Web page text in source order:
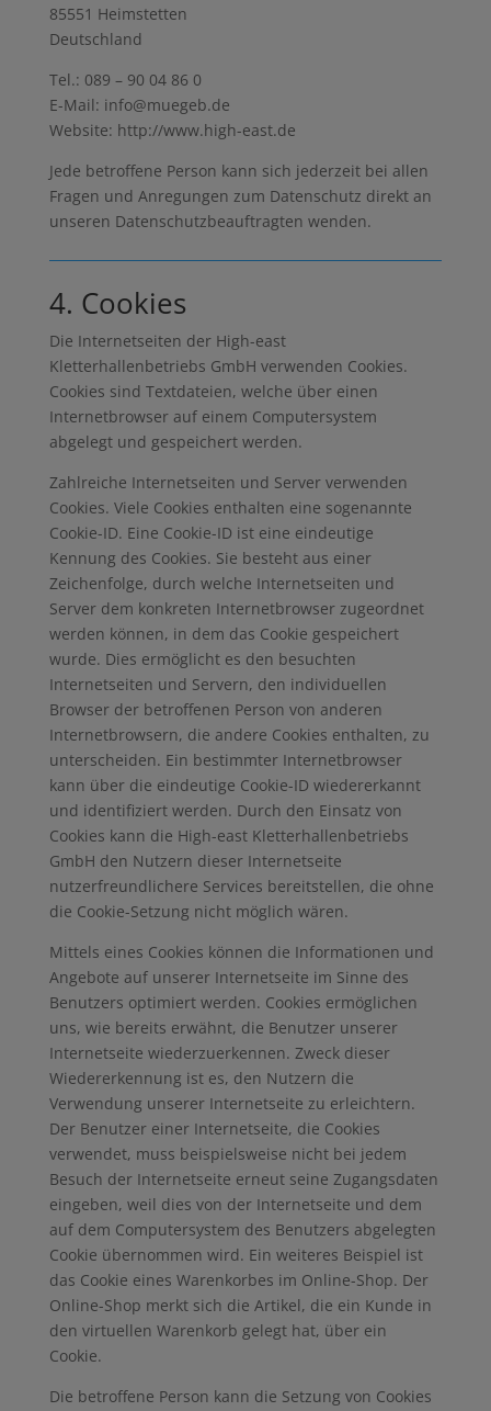
85551 Heimstetten
Deutschland
Tel.: 089 – 90 04 86 0
E-Mail: info@muegeb.de
Website: http://www.high-east.de
Jede betroffene Person kann sich jederzeit bei allen
Fragen und Anregungen zum Datenschutz direkt an
unseren Datenschutzbeauftragten wenden.
4. Cookies
Die Internetseiten der High-east
Kletterhallenbetriebs GmbH verwenden Cookies.
Cookies sind Textdateien, welche über einen
Internetbrowser auf einem Computersystem
abgelegt und gespeichert werden.
Zahlreiche Internetseiten und Server verwenden
Cookies. Viele Cookies enthalten eine sogenannte
Cookie-ID. Eine Cookie-ID ist eine eindeutige
Kennung des Cookies. Sie besteht aus einer
Zeichenfolge, durch welche Internetseiten und
Server dem konkreten Internetbrowser zugeordnet
werden können, in dem das Cookie gespeichert
wurde. Dies ermöglicht es den besuchten
Internetseiten und Servern, den individuellen
Browser der betroffenen Person von anderen
Internetbrowsern, die andere Cookies enthalten, zu
unterscheiden. Ein bestimmter Internetbrowser
kann über die eindeutige Cookie-ID wiedererkannt
und identifiziert werden. Durch den Einsatz von
Cookies kann die High-east Kletterhallenbetriebs
GmbH den Nutzern dieser Internetseite
nutzerfreundlichere Services bereitstellen, die ohne
die Cookie-Setzung nicht möglich wären.
Mittels eines Cookies können die Informationen und
Angebote auf unserer Internetseite im Sinne des
Benutzers optimiert werden. Cookies ermöglichen
uns, wie bereits erwähnt, die Benutzer unserer
Internetseite wiederzuerkennen. Zweck dieser
Wiedererkennung ist es, den Nutzern die
Verwendung unserer Internetseite zu erleichtern.
Der Benutzer einer Internetseite, die Cookies
verwendet, muss beispielsweise nicht bei jedem
Besuch der Internetseite erneut seine Zugangsdaten
eingeben, weil dies von der Internetseite und dem
auf dem Computersystem des Benutzers abgelegten
Cookie übernommen wird. Ein weiteres Beispiel ist
das Cookie eines Warenkorbes im Online-Shop. Der
Online-Shop merkt sich die Artikel, die ein Kunde in
den virtuellen Warenkorb gelegt hat, über ein
Cookie.
Die betroffene Person kann die Setzung von Cookies